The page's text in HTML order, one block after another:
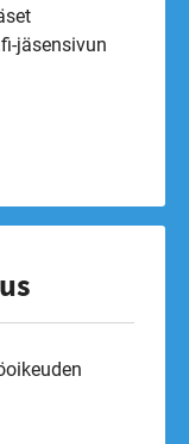
jäsensivun